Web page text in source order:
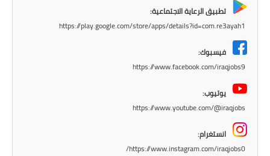
المرحلة المتوسطة
تطبيق الرعاية الاجتماعية:
https://play.google.com/store/apps/details?id=com.re3ayah1
فيسبوك:
https://www.facebook.com/iraqjobs9
يوتيوب:
https://www.youtube.com/@iraqjobs
انستغرام:
https://www.instagram.com/iraqjobs0/